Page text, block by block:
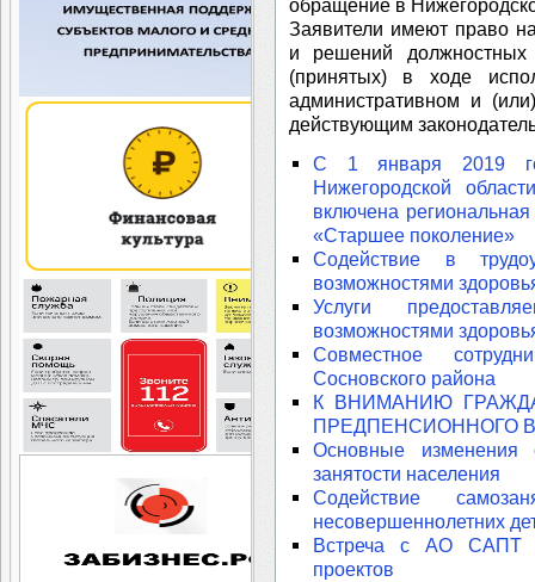
обращение в
Заявители имеют право
и решений должностных
(принятых) в ходе
административном и
действующим
С 1 января 2019
Нижегородской
включена
«Старшее поколение»
Содействие в
возможностями
Услуги
возможностями
Совместное
Сосновского района
К ВНИМАНИЮ
ПРЕДПЕНСИОННОГО
Основные изменения
занятости населения
Содействие
несовершеннолетних
Встреча с АО САПТ
проектов